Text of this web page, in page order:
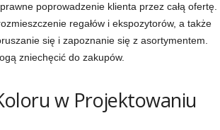
poprowadzenie klienta przez całą ofertę.
regałów i ekspozytorów, a także
się i zapoznanie się z asortymentem.
zniechęcić do zakupów.
w Projektowaniu